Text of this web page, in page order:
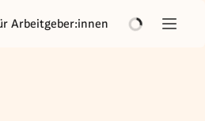
Arbeitgeber:innen